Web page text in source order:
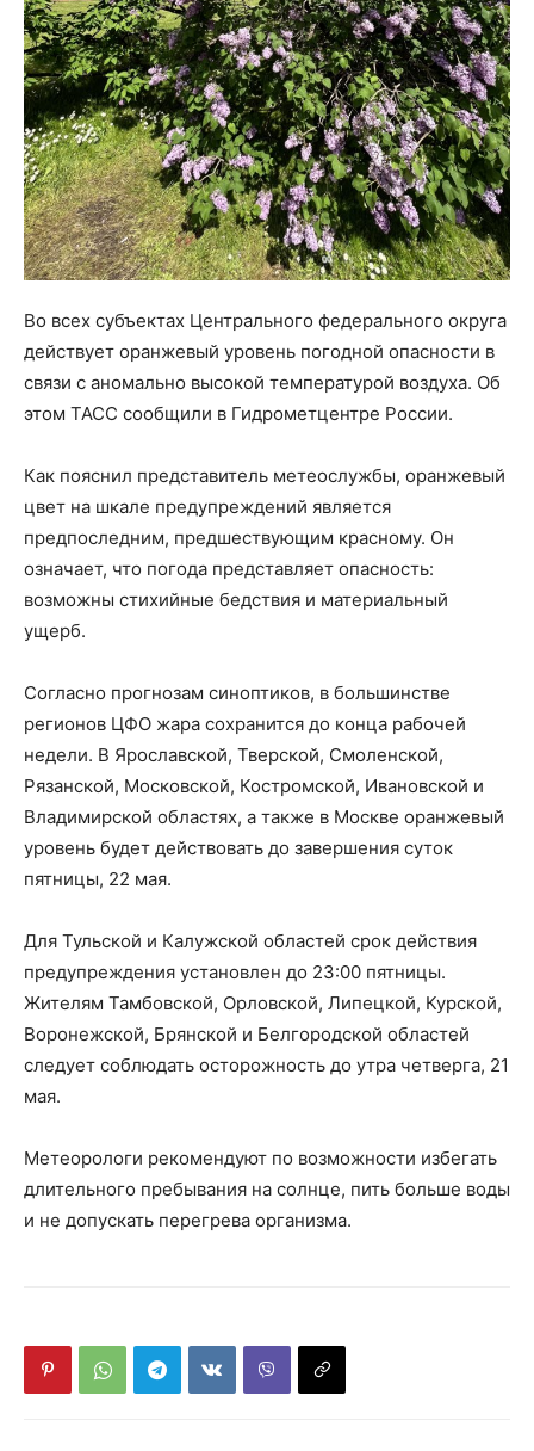
Во всех субъектах Центрального федерального округа
действует оранжевый уровень погодной опасности в
связи с аномально высокой температурой воздуха. Об
этом ТАСС сообщили в Гидрометцентре России.
Как пояснил представитель метеослужбы, оранжевый
цвет на шкале предупреждений является
предпоследним, предшествующим красному. Он
означает, что погода представляет опасность:
возможны стихийные бедствия и материальный
ущерб.
Согласно прогнозам синоптиков, в большинстве
регионов ЦФО жара сохранится до конца рабочей
недели. В Ярославской, Тверской, Смоленской,
Рязанской, Московской, Костромской, Ивановской и
Владимирской областях, а также в Москве оранжевый
уровень будет действовать до завершения суток
пятницы, 22 мая.
Для Тульской и Калужской областей срок действия
предупреждения установлен до 23:00 пятницы.
Жителям Тамбовской, Орловской, Липецкой, Курской,
Воронежской, Брянской и Белгородской областей
следует соблюдать осторожность до утра четверга, 21
мая.
Метеорологи рекомендуют по возможности избегать
длительного пребывания на солнце, пить больше воды
и не допускать перегрева организма.